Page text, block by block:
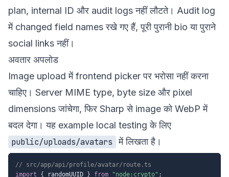
plan, internal ID और audit logs नहीं लौटते। Audit log
में changed field names रखे गए हैं, पूरी पुरानी bio या पुराने
social links नहीं।
अवतार अपलोड
Image upload में frontend picker पर भरोसा नहीं करना
चाहिए। Server MIME type, byte size और pixel
dimensions जांचेगा, फिर Sharp से image को WebP में
बदल देगा। यह example local testing के लिए
public/uploads/avatars में लिखता है।
// src/app/api/profile/avatar/route.ts
import
{ randomUUID } from "node:crypto" ;